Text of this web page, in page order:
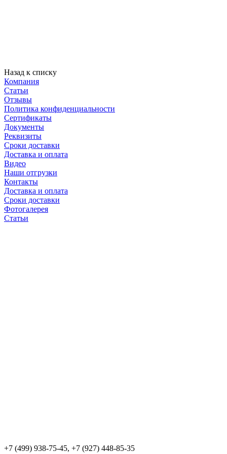
Назад к списку
Компания
Статьи
Отзывы
Политика конфиденциальности
Сертификаты
Документы
Реквизиты
Сроки доставки
Доставка и оплата
Видео
Наши отгрузки
Контакты
Доставка и оплата
Сроки доставки
Фотогалерея
Статьи
+7 (499) 938-75-45, +7 (927) 448-85-35